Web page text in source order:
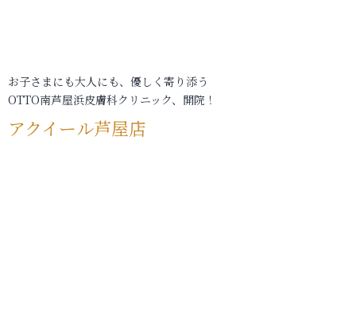
お子さまにも大人にも、優しく寄り添う
OTTO南芦屋浜皮膚科クリニック、開院！
アクイール芦屋店